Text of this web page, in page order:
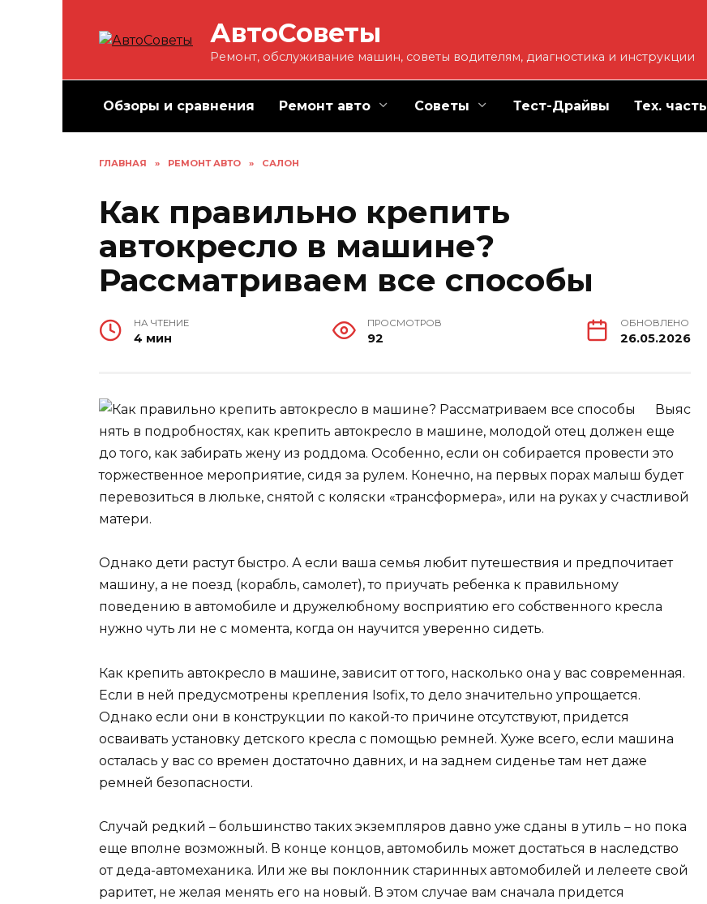
АвтоСоветы
Ремонт, обслуживание машин, советы водителям, диагностика и инструкции
Обзоры и сравнения Ремонт авто Советы Тест-Драйвы Тех. часть
ГЛАВНАЯ » РЕМОНТ АВТО » САЛОН
Как правильно крепить
автокресло в машине?
Рассматриваем все способы
НА ЧТЕНИЕ
4 мин
ПРОСМОТРОВ
92
ОБНОВЛЕНО
26.05.2026
Выяс
нять в подробностях, как крепить автокресло в машине, молодой отец должен еще
до того, как забирать жену из роддома. Особенно, если он собирается провести это
торжественное мероприятие, сидя за рулем. Конечно, на первых порах малыш будет
перевозиться в люльке, снятой с коляски «трансформера», или на руках у счастливой
матери.
Однако дети растут быстро. А если ваша семья любит путешествия и предпочитает
машину, а не поезд (корабль, самолет), то приучать ребенка к правильному
поведению в автомобиле и дружелюбному восприятию его собственного кресла
нужно чуть ли не с момента, когда он научится уверенно сидеть.
Как крепить автокресло в машине, зависит от того, насколько она у вас современная.
Если в ней предусмотрены крепления Isofix, то дело значительно упрощается.
Однако если они в конструкции по какой-то причине отсутствуют, придется
осваивать установку детского кресла с помощью ремней. Хуже всего, если машина
осталась у вас со времен достаточно давних, и на заднем сиденье там нет даже
ремней безопасности.
Случай редкий – большинство таких экземпляров давно уже сданы в утиль – но пока
еще вполне возможный. В конце концов, автомобиль может достаться в наследство
от деда-автомеханика. Или же вы поклонник старинных автомобилей и лелеете свой
раритет, не желая менять его на новый. В этом случае вам сначала придется